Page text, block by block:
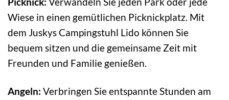
Wiese in einen gemütlichen Picknickplatz. Mit
dem Juskys Campingstuhl Lido können Sie
bequem sitzen und die gemeinsame Zeit mit
Freunden und Familie genießen.
Angeln: Verbringen Sie entspannte Stunden am